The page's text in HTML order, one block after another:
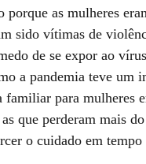
as mulheres
sido vítimas de
de se expor ao
a pandemia teve um
para mulheres
que perderam mais
o cuidado em